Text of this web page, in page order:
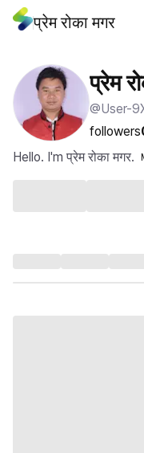
प्रेम रोका मगर
प्रेम
@User-
followers
Hello. I'm प्रेम रोका मगर.